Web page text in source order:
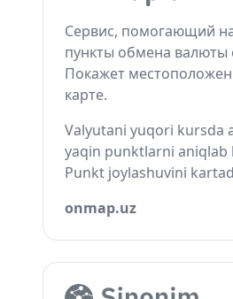
Сервис, помогающий
пункты обмена валюты
Покажет
карте.
Valyutani yuqori kursda
yaqin punktlarni aniqlab
Punkt joylashuvini
onmap.uz